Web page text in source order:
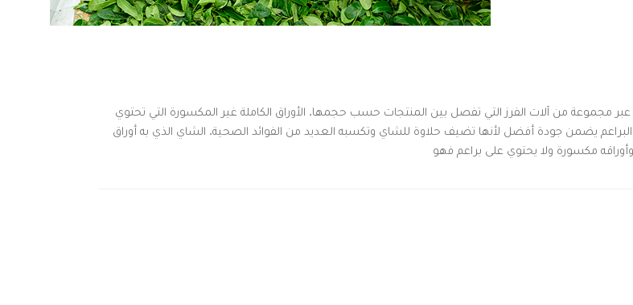
عبر مجموعة من آلات الفرز التي تفصل بين المنتجات حسب حجمها. الأوراق الكاملة غير المكسورة التي تحتوي
يضمن جودة أفضل لأنها تضيف حلاوة للشاي وتكسبه العديد من الفوائد الصحية. الشاي الذي به أوراق
مكسورة ولا يحتوي على براعم فهو